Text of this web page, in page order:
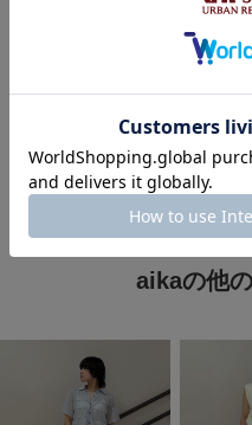
#初夏の
#シャツスタイル #ゆるコー
aikaの他